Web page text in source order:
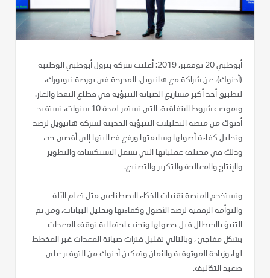
أبوظبي 20 نوفمبر، 2019: أعلنت شركة بترول أبوظبي الوطنية
(أدنوك)، عن شراكة مع هانيويل، المدرجة في بورصة نيويورك،
لتطبيق أحد أكبر مشاريع الصيانة التنبؤية في قطاع النفط والغاز.
وبموجب شروط الاتفاقية، التي تستمر لمدة 10 سنوات، تستفيد
أدنوك من منصة التحليلات التنبؤية الحديثة لشركة هانيويل لرصد
وتحليل كفاءة أصولها وسلامتها ورفع فعاليتها إلى أقصى حد،
وذلك في مختلف عملياتها التي تشمل الاستكشاف والتطوير
والإنتاج والمعالجة والتكرير والتصنيع.
وتستخدم المنصة تقنيات الذكاء الاصطناعي مثل تعلم الآلة
والتوأمة الرقمية لرصد الأصول وكفاءتها وتحليل البيانات، ومن ثم
التنبؤ بالاعطال قبل حصولها وتجنب احتمالية توقف المعدات
بشكل مفاجئ ، وبالتالي تقليل فترات صيانة المعدات غير المخطط
لها، وزيادة الموثوقية والأمان وتمكين أدنوك من التوفير على
صعيد التكاليف.